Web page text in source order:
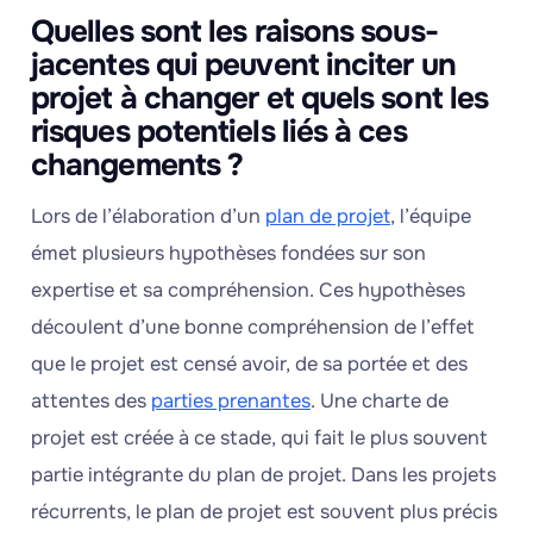
Quelles sont les raisons sous-
jacentes qui peuvent inciter un
projet à changer et quels sont les
risques potentiels liés à ces
changements ?
Lors de l’élaboration d’un plan de projet, l’équipe
émet plusieurs hypothèses fondées sur son
expertise et sa compréhension. Ces hypothèses
découlent d’une bonne compréhension de l’effet
que le projet est censé avoir, de sa portée et des
attentes des parties prenantes. Une charte de
projet est créée à ce stade, qui fait le plus souvent
partie intégrante du plan de projet. Dans les projets
récurrents, le plan de projet est souvent plus précis